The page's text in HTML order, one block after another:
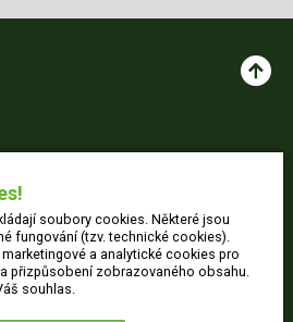
soubory cookies. Některé jsou
fungování (tzv. technické cookies).
a analytické cookies pro
přizpůsobení zobrazovaného obsahu.
souhlas.